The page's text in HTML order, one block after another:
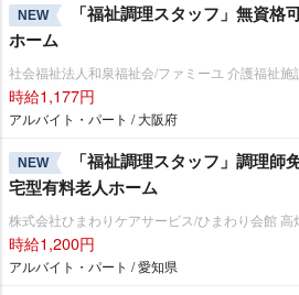
NEW
「福祉調理スタッフ」無資格
ホーム
社会福祉法人和泉福祉会/ファミーユ 介護福祉施
時給1,177円
アルバイト・パート / 大阪府
NEW
「福祉調理スタッフ」調理師
宅型有料老人ホーム
株式会社ひまわりケアサービス/ひまわり会館 高
時給1,200円
アルバイト・パート / 愛知県